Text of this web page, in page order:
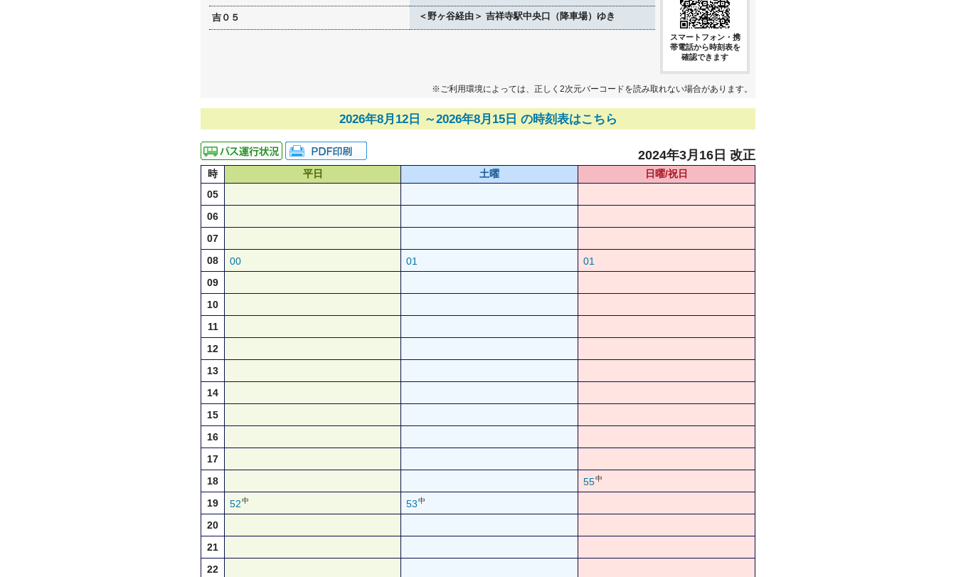
吉０５ ＜野ヶ谷経由＞ 吉祥寺駅中央口（降車場）ゆき
スマートフォン・携
帯電話から時刻表を
確認できます
※ご利用環境によっては、正しく2次元バーコードを読み取れない場合があります。
2026年8月12日 ～2026年8月15日 の時刻表はこちら
2024年3月16日 改正
時 平日 土曜
日曜/祝日
05
06
07
08
00 01
01
09
10
11
12
13
14
15
16
17
18
55中
19 52中 53中
20
21
22